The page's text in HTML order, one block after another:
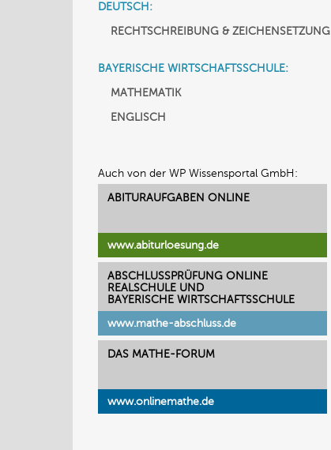
DEUTSCH:
RECHTSCHREIBUNG & ZEICHENSETZUNG
BAYERISCHE WIRTSCHAFTSSCHULE:
MATHEMATIK
ENGLISCH
Auch von der WP Wissensportal GmbH:
ABITURAUFGABEN ONLINE
www.abiturloesung.de
ABSCHLUSSPRÜFUNG ONLINE
REALSCHULE UND
BAYERISCHE WIRTSCHAFTSSCHULE
www.mathe-abschluss.de
DAS MATHE-FORUM
www.onlinemathe.de